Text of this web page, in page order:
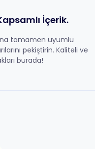
İçerik.
tamamen uyumlu
pekiştirin. Kaliteli ve
burada!